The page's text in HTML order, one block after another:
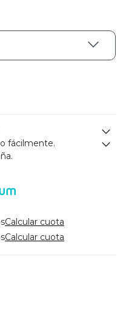
fácilmente.
Calcular cuota
Calcular cuota